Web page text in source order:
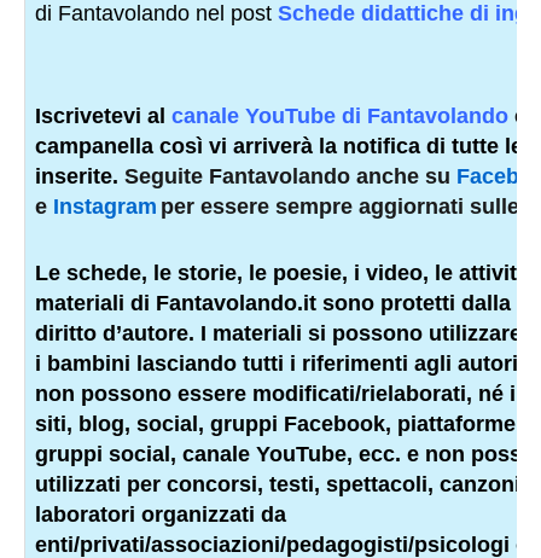
di Fantavolando nel post Schede didattiche di
Iscrivetevi al canale YouTube di Fantavolando e
campanella così vi arriverà la notifica di tutte le
inserite. Seguite Fantavolando anche su
e Instagram per essere sempre aggiornati sulle
Le schede, le storie, le poesie, i video, le attività
materiali di Fantavolando.it sono protetti dalla
diritto d’autore. I materiali si possono utilizzare
i bambini lasciando tutti i riferimenti agli autori e
non possono essere modificati/rielaborati, né
siti, blog, social, gruppi Facebook, piattaforme
gruppi social, canale YouTube, ecc. e non
utilizzati per concorsi, testi, spettacoli, canzoni,
laboratori organizzati da
enti/privati/associazioni/pedagogisti/psicologi o